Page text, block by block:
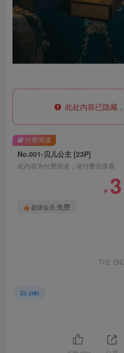
此处内容已隐藏
No.001-贝儿公主 [23P]
此内容为付费阅读，请付费后查看
￥ 3
超级会员 免费
付费阅读
THE
zxkt